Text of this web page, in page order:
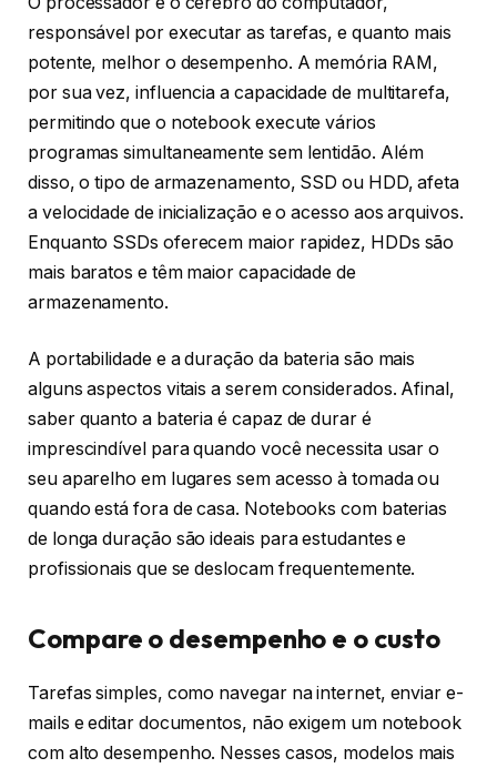
responsável por executar as tarefas, e quanto mais
potente, melhor o desempenho. A memória RAM,
por sua vez, influencia a capacidade de multitarefa,
permitindo que o notebook execute vários
programas simultaneamente sem lentidão. Além
disso, o tipo de armazenamento, SSD ou HDD, afeta
a velocidade de inicialização e o acesso aos arquivos.
Enquanto SSDs oferecem maior rapidez, HDDs são
mais baratos e têm maior capacidade de
armazenamento.
A portabilidade e a duração da bateria são mais
alguns aspectos vitais a serem considerados. Afinal,
saber quanto a bateria é capaz de durar é
imprescindível para quando você necessita usar o
seu aparelho em lugares sem acesso à tomada ou
quando está fora de casa. Notebooks com baterias
de longa duração são ideais para estudantes e
profissionais que se deslocam frequentemente.
Compare o desempenho e o custo
Tarefas simples, como navegar na internet, enviar e-
mails e editar documentos, não exigem um notebook
com alto desempenho. Nesses casos, modelos mais